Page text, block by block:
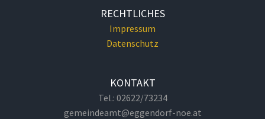
RECHTLICHES
Impressum
Datenschutz
KONTAKT
Tel.: 02622/73234
gemeindeamt@eggendorf-noe.at